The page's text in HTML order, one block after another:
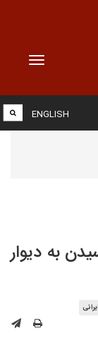
Toggle
ENGLISH
به دیوار